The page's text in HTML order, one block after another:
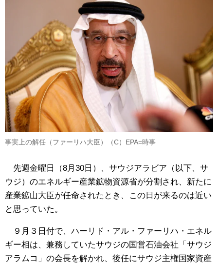
事実上の解任（ファーリハ大臣）（C）EPA=時事
先週金曜日（8月30日）、サウジアラビア（以下、サ
ウジ）のエネルギー産業鉱物資源省が分割され、新たに
産業鉱山大臣が任命されたとき、この日が来るのは近い
と思っていた。
９月３日付で、ハーリド・アル・ファーリハ・エネル
ギー相は、兼務していたサウジの国営石油会社「サウジ
アラムコ」の会長を解かれ、後任にサウジ主権国家資産